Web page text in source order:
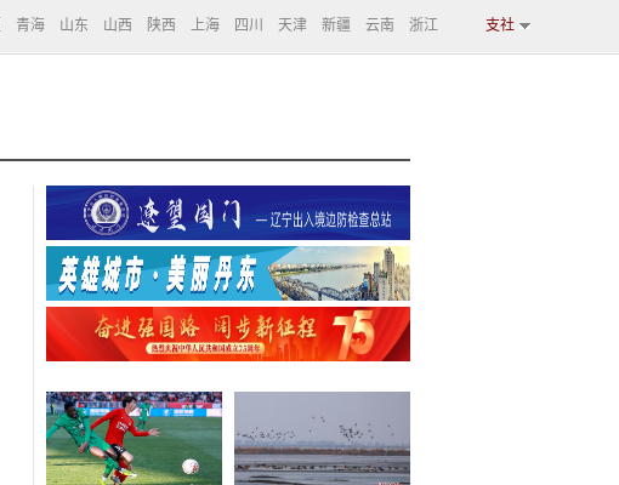
青海 山东 山西 陕西 上海 四川 天津 新疆 云南 浙江 支社